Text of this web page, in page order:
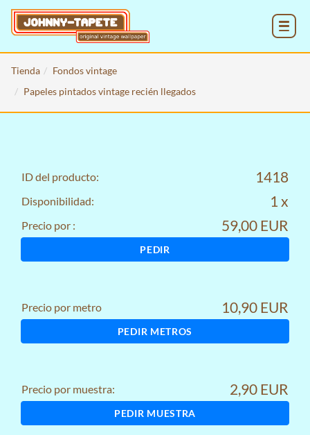
Tienda
Fondos vintage
Papeles pintados vintage recién llegados
ID del producto: 1418
Disponibilidad: 1 x
Precio por : 59,00 EUR
PEDIR
Precio por metro 10,90 EUR
PEDIR METROS
Precio por muestra: 2,90 EUR
PEDIR MUESTRA